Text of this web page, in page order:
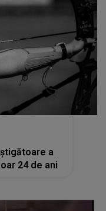
a
24 de ani